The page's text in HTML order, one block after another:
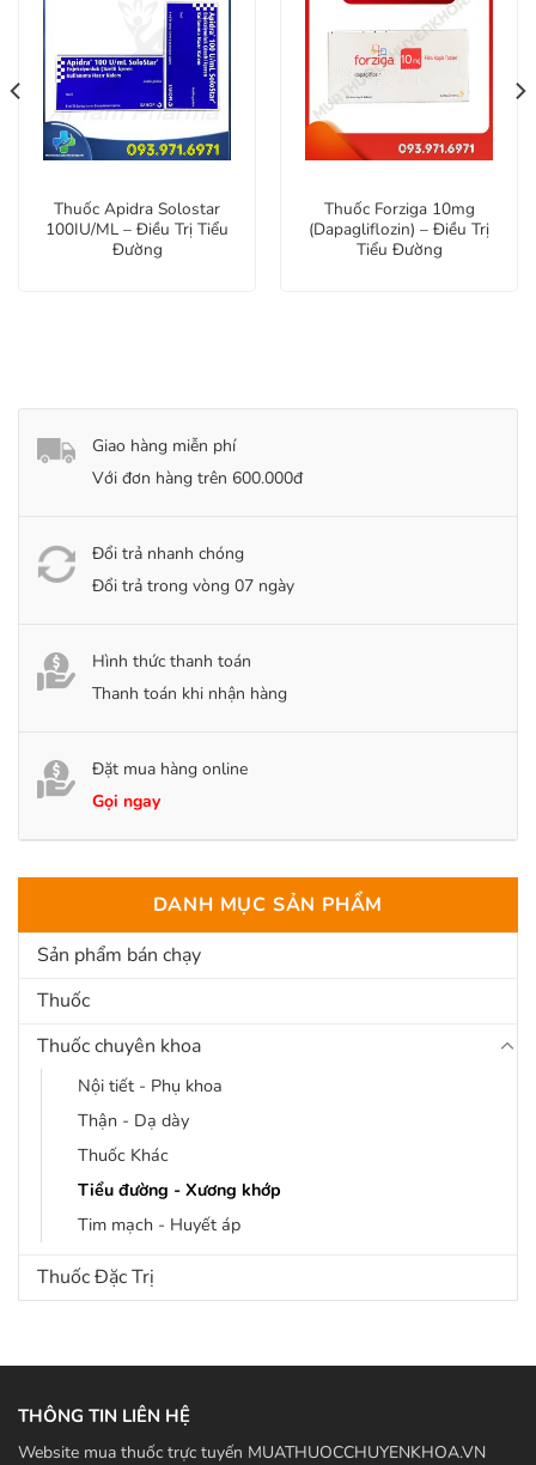
Thuốc Apidra Solostar
100IU/ML – Điều Trị Tiểu
Đường
Thuốc Forziga 10mg
(Dapagliflozin) – Điều Trị
Tiểu Đường
Giao hàng miễn phí
Với đơn hàng trên 600.000đ
Đổi trả nhanh chóng
Đổi trả trong vòng 07 ngày
Hình thức thanh toán
Thanh toán khi nhận hàng
Đặt mua hàng online
Gọi ngay
DANH MỤC SẢN PHẨM
Sản phẩm bán chạy
Thuốc
Thuốc chuyên khoa
Nội tiết - Phụ khoa
Thận - Dạ dày
Thuốc Khác
Tiểu đường - Xương khớp
Tim mạch - Huyết áp
Thuốc Đặc Trị
THÔNG TIN LIÊN HỆ
Website mua thuốc trực tuyến MUATHUOCCHUYENKHOA.VN